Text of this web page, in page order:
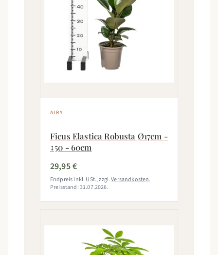
AIRY
Ficus Elastica Robusta Ø17cm -
↕50 - 60cm
29,95 €
Endpreis inkl. USt., zzgl.Versandkosten.
Preisstand: 31.07.2026.